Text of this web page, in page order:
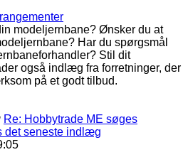
modeljernbane? Ønsker du at
Har du spørgsmål
Stil dit
også indlæg fra forretninger, der
på et godt tilbud.
Re: Hobbytrade ME søges
det seneste indlæg